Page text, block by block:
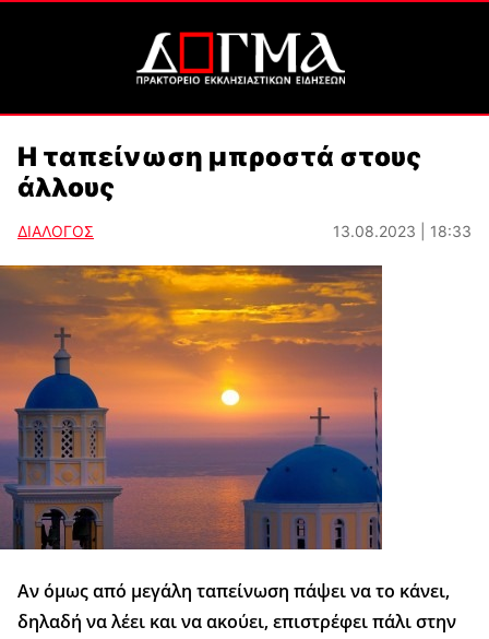
Η ταπείνωση μπροστά στους
άλλους
ΔΙΑΛΟΓΟΣ 13.08.2023 | 18:33
Αν όμως από μεγάλη ταπείνωση πάψει να το κάνει,
δηλαδή να λέει και να ακούει, επιστρέφει πάλι στην